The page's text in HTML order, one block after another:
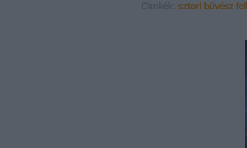
sztori bűvész